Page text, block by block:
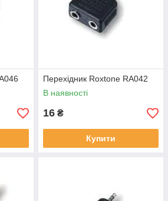
Перехідник Roxtone RA042
В наявності
16 ₴
Купити